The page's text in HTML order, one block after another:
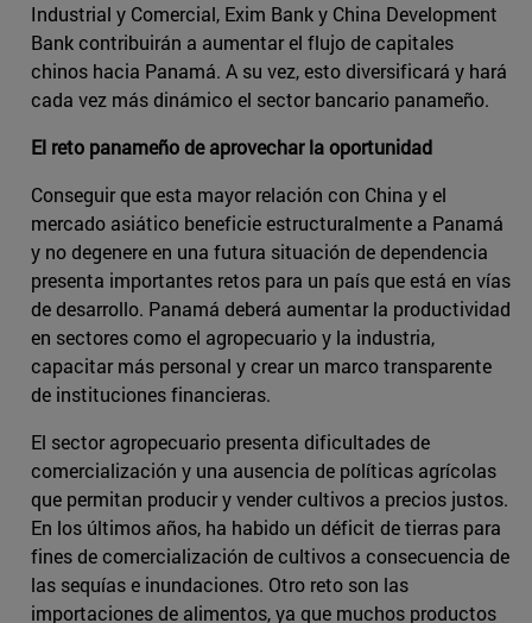
Industrial y Comercial, Exim Bank y China Development
Bank contribuirán a aumentar el flujo de capitales
chinos hacia Panamá. A su vez, esto diversificará y hará
cada vez más dinámico el sector bancario panameño.
El reto panameño de aprovechar la oportunidad
Conseguir que esta mayor relación con China y el
mercado asiático beneficie estructuralmente a Panamá
y no degenere en una futura situación de dependencia
presenta importantes retos para un país que está en vías
de desarrollo. Panamá deberá aumentar la productividad
en sectores como el agropecuario y la industria,
capacitar más personal y crear un marco transparente
de instituciones financieras.
El sector agropecuario presenta dificultades de
comercialización y una ausencia de políticas agrícolas
que permitan producir y vender cultivos a precios justos.
En los últimos años, ha habido un déficit de tierras para
fines de comercialización de cultivos a consecuencia de
las sequías e inundaciones. Otro reto son las
importaciones de alimentos, ya que muchos productos